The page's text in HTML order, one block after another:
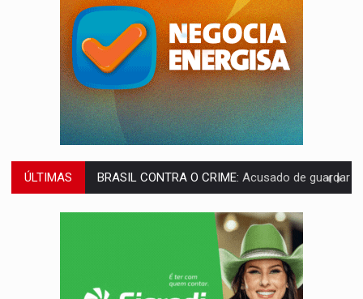
ÚLTIMAS TRAGÉDIA:Sobe para cinco o número de mortos em colisão entre carreta e
TRANSPORTE DE ARROZ:MPF assegura cumprimento da legislação sobre transporte
Sancionada lei contra violência sexual infantil na
Brasil e Rússia discutem energia nuclear, defesa e